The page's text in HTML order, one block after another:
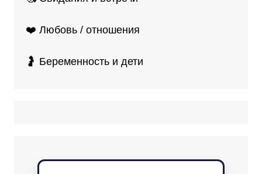
❤️ Любовь / отношения
🤰 Беременность и дети